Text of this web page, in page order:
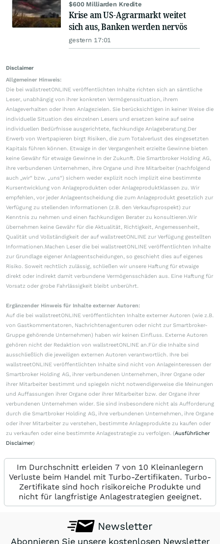
$600 Milliarden Kredite
Krise am US-Agrarmarkt weitet
sich aus, Banken werden nervös
gestern 17:01
Disclaimer
Allgemeiner Hinweis:
Die bei wallstreetONLINE veröffentlichten Inhalte richten sich an sämtliche
Leser, unabhängig von ihrer konkreten Vermögenssituation, ihrem
Anlageverhalten oder ihren Anlagezielen. Sie berücksichtigen in keiner Weise die
individuelle Situation des einzelnen Lesers und ersetzen keine auf seine
individuellen Bedürfnisse ausgerichtete, fachkundige Anlageberatung.Der
Erwerb von Wertpapieren birgt Risiken, die zum Totalverlust des eingesetzten
Kapitals führen können. Etwaige in der Vergangenheit erzielte Gewinne bieten
keine Gewähr für etwaige Gewinne in der Zukunft. Die Smartbroker Holding AG,
ihre verbundenen Unternehmen, ihre Organe und ihre Mitarbeiter (nachfolgend
auch „wir“ bzw. „uns“) sichern weder explizit noch implizit eine bestimmte
Kursentwicklung von Anlageprodukten oder Anlageproduktklassen zu. Wir
empfehlen, vor jeder Anlageentscheidung die zum Anlageprodukt gesetzlich zur
Verfügung zu stellenden Informationen (z.B. den Verkaufsprospekt) zur
Kenntnis zu nehmen und einen fachkundigen Berater zu konsultieren.Wir
übernehmen keine Gewähr für die Aktualität, Richtigkeit, Angemessenheit,
Qualität und Vollständigkeit der auf wallstreetONLINE zur Verfügung gestellten
Informationen.Machen Leser die bei wallstreetONLINE veröffentlichten Inhalte
zur Grundlage eigener Anlageentscheidungen, so geschieht dies auf eigenes
Risiko. Soweit rechtlich zulässig, schließen wir unsere Haftung für etwaige
direkt oder indirekt damit verbundene Vermögensschäden aus. Eine Haftung für
Vorsatz oder grobe Fahrlässigkeit bleibt unberührt.
Ergänzender Hinweis für Inhalte externer Autoren:
Auf die bei wallstreetONLINE veröffentlichten Inhalte externer Autoren (wie z.B.
von Gastkommentatoren, Nachrichtenagenturen oder nicht zur Smartbroker-
Gruppe gehörende Unternehmen) haben wir keinen Einfluss. Externe Autoren
gehören nicht der Redaktion von wallstreetONLINE an.Für die Inhalte sind
ausschließlich die jeweiligen externen Autoren verantwortlich. Ihre bei
wallstreetONLINE veröffentlichten Inhalte sind nicht von Anlageinteressen der
Smartbroker Holding AG, ihrer verbundenen Unternehmen, ihrer Organe oder
ihrer Mitarbeiter bestimmt und spiegeln nicht notwendigerweise die Meinungen
und Auffassungen ihrer Organe oder ihrer Mitarbeiter bzw. der Organe ihrer
verbundenen Unternehmen wider. Sie sind insbesondere nicht als Aufforderung
durch die Smartbroker Holding AG, ihre verbundenen Unternehmen, ihre Organe
oder ihrer Mitarbeiter zu verstehen, bestimmte Anlageprodukte zu kaufen oder
zu verkaufen oder eine bestimmte Anlagestrategie zu verfolgen. (Ausführlicher
Disclaimer)
Im Durchschnitt erleiden 7 von 10 Kleinanlegern
Verluste beim Handel mit Turbo-Zertifikaten. Turbo-
Zertifikate sind hoch risikoreiche Produkte und
nicht für langfristige Anlagestrategien geeignet.
Newsletter
Abonnieren Sie unsere kostenlosen Newsletter